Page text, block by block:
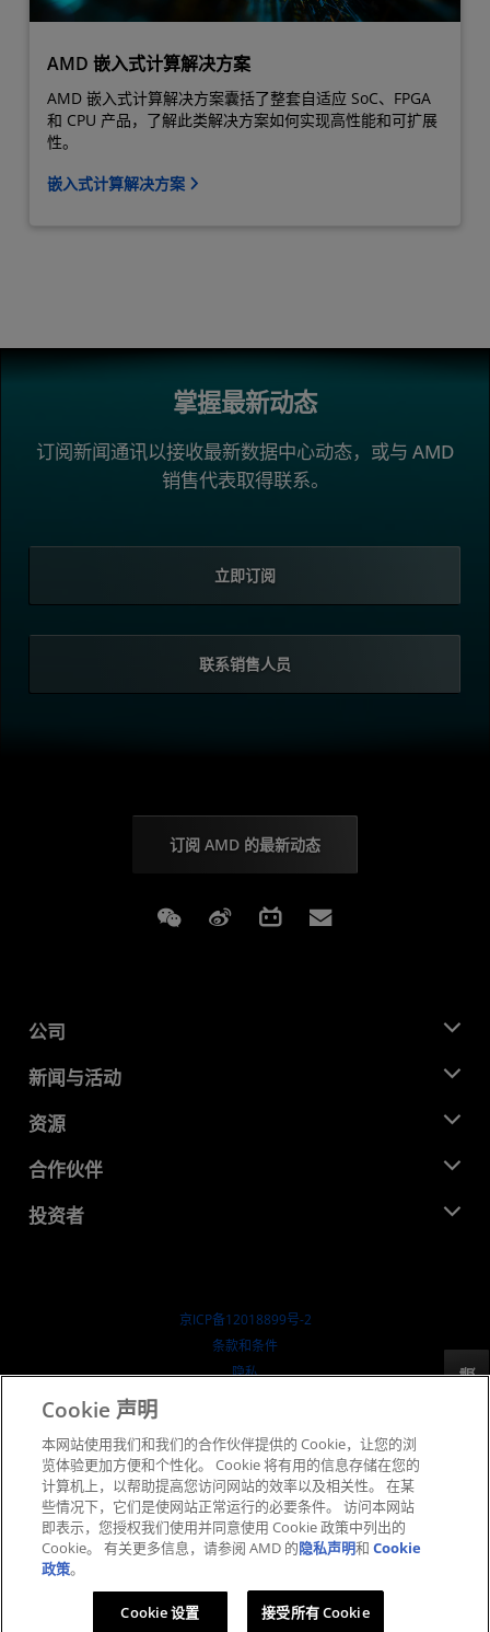
AMD 嵌入式计算解决方案
AMD 嵌入式计算解决方案囊括了整套自适应 SoC、FPGA
和 CPU 产品，了解此类解决方案如何实现高性能和可扩展
性。
嵌入式计算解决方案
掌握最新动态
订阅新闻通讯以接收最新数据中心动态，或与 AMD
销售代表取得联系。
立即订阅
联系销售人员
订阅 AMD 的最新动态
Weixin Weibo Bilibili
公司
关于 AMD
企业责任
就业机会
联系我们
新闻与活动
新闻中心
媒体库
资源
开发中心
成功案例
合作伙伴
AMD 合作伙伴中心
投资者
SEC 报告
京ICP备12018899号-2
​条款和条件
隐私
公开公平竞争
英国税收策略
Cookie 政策
Cookie 设置
反馈
Cookie 声明
本网站使用我们和我们的合作伙伴提供的 Cookie，让您的浏
览体验更加方便和个性化。 Cookie 将有用的信息存储在您的
计算机上，以帮助提高您访问网站的效率以及相关性。 在某
些情况下，它们是使网站正常运行的必要条件。 访问本网站
即表示，您授权我们使用并同意使用 Cookie 政策中列出的
Cookie。 有关更多信息，请参阅 AMD 的隐私声明和Cookie
政策。
Cookie 设置 接受所有 Cookie